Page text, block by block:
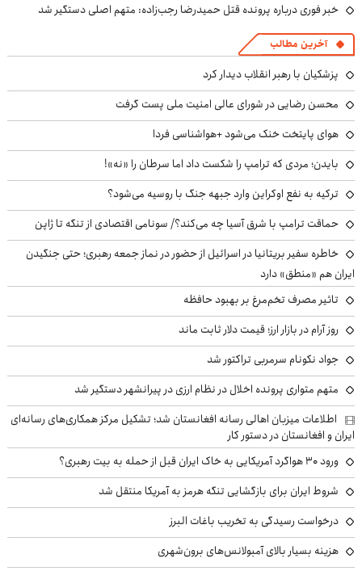
خبر فوری درباره پرونده قتل حمیدرضا رجب‌زاده: متهم اصلی دستگیر شد
آخرین مطالب
پزشکیان با رهبر انقلاب دیدار کرد
محسن رضایی در شورای عالی امنیت ملی پست گرفت
هوای پایتخت خنک می‌شود +هواشناسی فردا
بایدن؛ مردی که ترامپ را شکست داد اما سرطان را «نه»!
ترکیه به نفع اوکراین وارد جبهه جنگ با روسیه می‌شود؟
حماقت ترامپ با شرق آسیا چه می‌کند؟/ سونامی اقتصادی از تنگه تا ژاپن
خاطره سفیر بریتانیا در اسرائیل از حضور در نماز جمعه رهبری؛ حتی جنگیدن
ایران هم «منطق» دارد
تاثیر مصرف تخم‌مرغ بر بهبود حافظه
روز آرام در بازار ارز؛ قیمت دلار ثابت ماند
جواد نکونام سرمربی تراکتور شد
متهم متواری پرونده اخلال در نظام ارزی در پیرانشهر دستگیر شد
اطلاعات میزبان اهالی رسانه افغانستان شد؛ تشکیل مرکز همکاری‌های رسانه‌ای
ایران و افغانستان در دستور کار
ورود ۳۰ هواگرد آمریکایی به خاک ایران قبل از حمله به بیت رهبری؟
شروط ایران برای بازگشایی تنگه هرمز به آمریکا منتقل شد
درخواست رسیدگی به تخریب باغات البرز
هزینه بسیار بالای آمبولانس‌های برون‌شهری